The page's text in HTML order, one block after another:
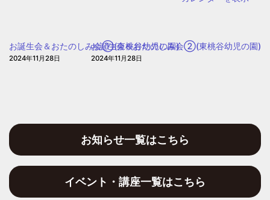
お誕生会＆おたのしみ会①(東桃谷幼児の園)
2024年11月28日
お誕生会＆おたのしみ会②(東桃谷幼児の園)
2024年11月28日
お知らせ一覧はこちら
イベント・講座一覧はこちら